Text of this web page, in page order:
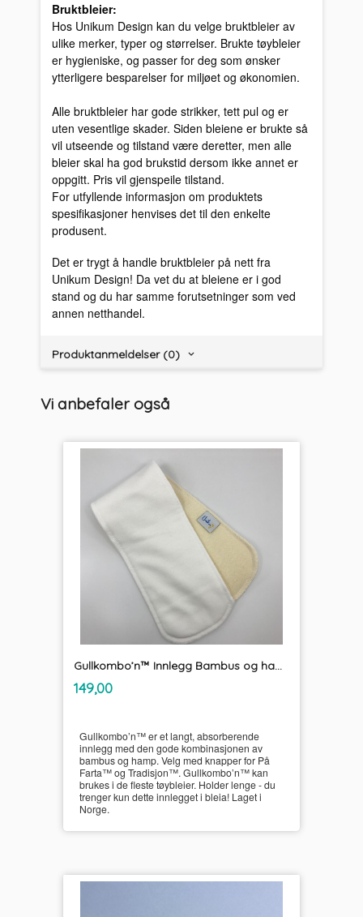
Bruktbleier:
Hos Unikum Design kan du velge bruktbleier av
ulike merker, typer og størrelser. Brukte tøybleier
er hygieniske, og passer for deg som ønsker
ytterligere besparelser for miljøet og økonomien.
Alle bruktbleier har gode strikker, tett pul og er
uten vesentlige skader. Siden bleiene er brukte så
vil utseende og tilstand være deretter, men alle
bleier skal ha god brukstid dersom ikke annet er
oppgitt. Pris vil gjenspeile tilstand.
For utfyllende informasjon om produktets
spesifikasjoner henvises det til den enkelte
produsent.
Det er trygt å handle bruktbleier på nett fra
Unikum Design! Da vet du at bleiene er i god
stand og du har samme forutsetninger som ved
annen netthandel.
Produktanmeldelser (0)
Vi anbefaler også
Gullkombo’n™ Innlegg Bambus og hamp UnikumBLEIA
Pris
149,00inkl.
mva.
Gullkombo’n™ er et langt, absorberende
innlegg med den gode kombinasjonen av
bambus og hamp. Velg med knapper for På
Farta™ og Tradisjon™. Gullkombo’n™ kan
brukes i de fleste tøybleier. Holder lenge - du
trenger kun dette innlegget i bleia! Laget i
Norge.